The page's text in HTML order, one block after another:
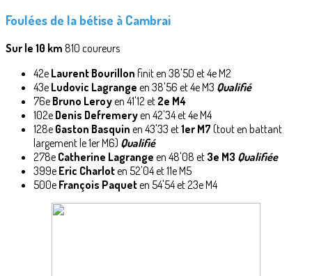
Foulées de la bétise à Cambrai
Sur le 10 km 810 coureurs
42e Laurent Bourillon finit en 38'50 et 4e M2
43e Ludovic Lagrange en 38'56 et 4e M3 Qualifié
76e Bruno Leroyen 41'12 et 2e M4
102e Denis Defremeryen 42'34 et 4e M4
128e Gaston Basquin en 43'33 et1er M7 (tout en battant
largement le 1er M6) Qualifié
278e Catherine Lagrange en 48'08 et 3e M3 Qualifiée
399e Eric Charloten 52'04 et 11e M5
500e François Paqueten 54'54 et 23e M4